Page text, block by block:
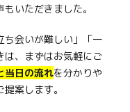
いただきました。
ち会いが難しい」「一
は、まずはお気軽にご
当日の流れを分かりや
案します。